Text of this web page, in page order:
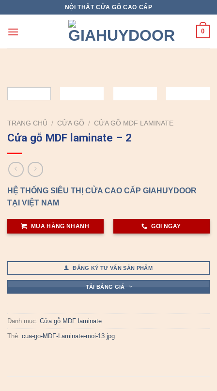
content
NỘI THẤT CỬA GỖ CAO CẤP
0
TRANG CHỦ / CỬA GỖ / CỬA GỖ MDF LAMINATE
Cửa gỗ MDF laminate – 2
HỆ THỐNG SIÊU THỊ CỬA CAO CẤP GIAHUYDOOR
TẠI VIỆT NAM
MUA HÀNG NHANH GỌI NGAY
ĐĂNG KÝ TƯ VẤN SẢN PHẨM
TẢI BẢNG GIÁ
Danh mục: Cửa gỗ MDF laminate
Thẻ: cua-go-MDF-Laminate-moi-13.jpg